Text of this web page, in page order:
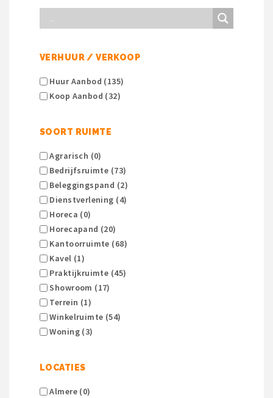
VERHUUR / VERKOOP
Huur Aanbod (135)
Koop Aanbod (32)
SOORT RUIMTE
Agrarisch (0)
Bedrijfsruimte (73)
Beleggingspand (2)
Dienstverlening (4)
Horeca (0)
Horecapand (20)
Kantoorruimte (68)
Kavel (1)
Praktijkruimte (45)
Showroom (17)
Terrein (1)
Winkelruimte (54)
Woning (3)
LOCATIES
Almere (0)